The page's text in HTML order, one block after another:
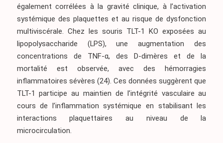
également corrélées à la gravité clinique, à l’activation
systémique des plaquettes et au risque de dysfonction
multiviscérale. Chez les souris TLT-1 KO exposées au
lipopolysaccharide (LPS), une augmentation des
concentrations de TNF-α, des D-dimères et de la
mortalité est observée, avec des hémorragies
inflammatoires sévères (24). Ces données suggèrent que
TLT-1 participe au maintien de l’intégrité vasculaire au
cours de l’inflammation systémique en stabilisant les
interactions plaquettaires au niveau de la
microcirculation.